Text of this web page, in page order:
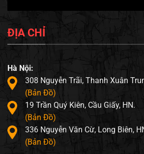
ĐỊA CHỈ
Hà Nội:
308 Nguyễn Trãi, Thanh Xuân
(Bản Đồ)
19 Trần Quý Kiên, Cầu Giấy, HN.
(Bản Đồ)
336 Nguyễn Văn Cừ, Long Biên,
(Bản Đồ)